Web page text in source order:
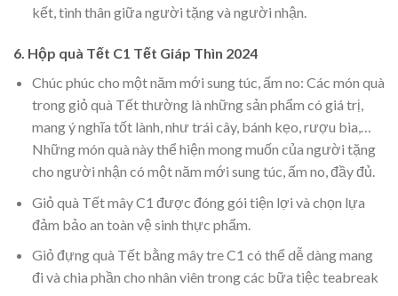
kết, tình thân giữa người tặng và người nhận.
6. Hộp quà Tết C1 Tết Giáp Thìn 2024
Chúc phúc cho một năm mới sung túc, ấm no: Các món quà
trong giỏ quà Tết thường là những sản phẩm có giá trị,
mang ý nghĩa tốt lành, như trái cây, bánh kẹo, rượu bia,…
Những món quà này thể hiện mong muốn của người tặng
cho người nhận có một năm mới sung túc, ấm no, đầy đủ.
Giỏ quà Tết mây C1 được đóng gói tiện lợi và chọn lựa
đảm bảo an toàn vệ sinh thực phẩm.
Giỏ đựng quà Tết bằng mây tre C1 có thể dễ dàng mang
đi và chia phần cho nhân viên trong các bữa tiệc teabreak